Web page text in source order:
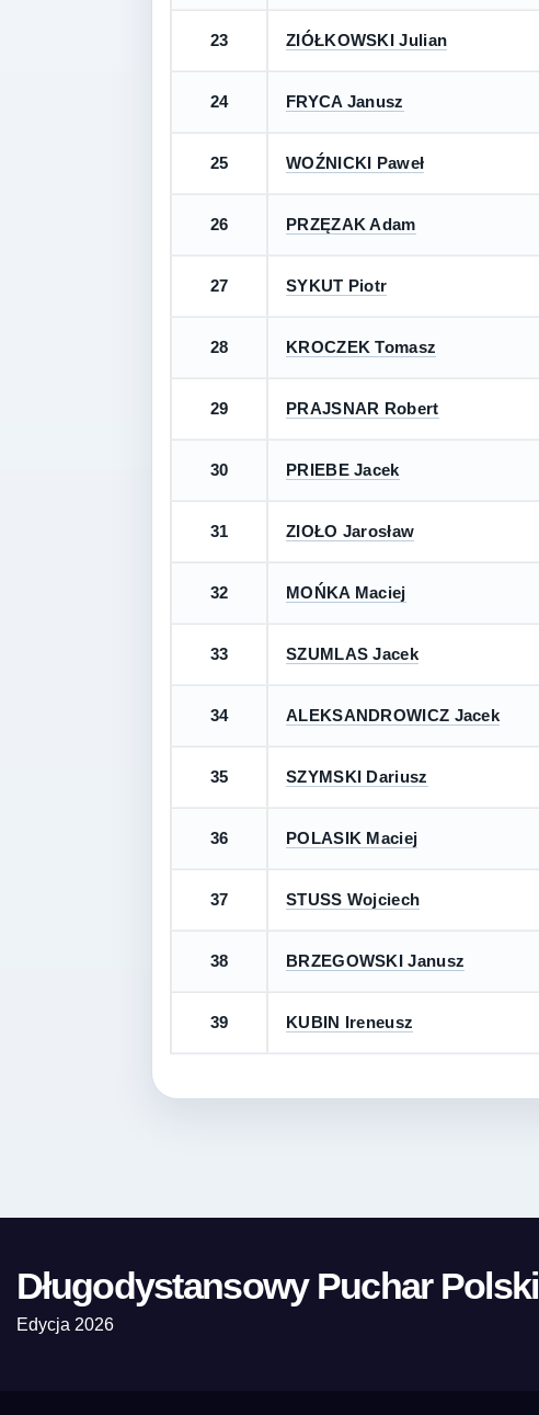
23 ZIÓŁKOWSKI Julian
24 FRYCA Janusz
25 WOŹNICKI Paweł
26 PRZĘZAK Adam
27 SYKUT Piotr
28 KROCZEK Tomasz
29 PRAJSNAR Robert
30 PRIEBE Jacek
31 ZIOŁO Jarosław
32 MOŃKA Maciej
33 SZUMLAS Jacek
34 ALEKSANDROWICZ Jacek
35 SZYMSKI Dariusz
36 POLASIK Maciej
37 STUSS Wojciech
38 BRZEGOWSKI Janusz
39 KUBIN Ireneusz
Długodystansowy Puchar Polski
Edycja 2026